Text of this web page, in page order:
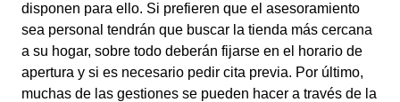
disponen para ello. Si prefieren que el asesoramiento
sea personal tendrán que buscar la tienda más cercana
a su hogar, sobre todo deberán fijarse en el horario de
apertura y si es necesario pedir cita previa. Por último,
muchas de las gestiones se pueden hacer a través de la